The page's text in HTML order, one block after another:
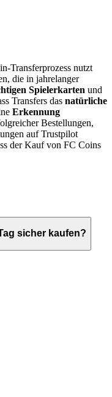
Transferprozess nutzt
die in jahrelanger
Spielerkarten und
Transfers das natürliche
Erkennung
Bestellungen,
auf Trustpilot
der Kauf von FC Coins
sicher kaufen?